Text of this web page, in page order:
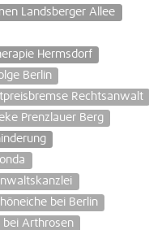
Landsberger Allee
Hermsdorf
Berlin
Rechtsanwalt
Prenzlauer Berg
bei Berlin
bei Arthrosen